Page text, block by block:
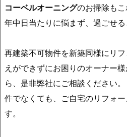
コーベルオーニングのお掃除も
年中日当たりに悩まず、過ごせる
再建築不可物件を新築同様にリ
えができずにお困りのオーナー
ら、是非弊社にご相談ください
件でなくても、ご自宅のリフォ
す。